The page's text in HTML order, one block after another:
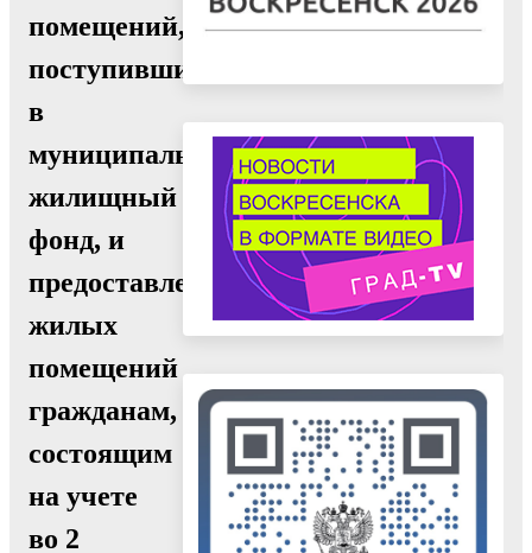
помещений,
поступивших
в
муниципальный
жилищный
фонд, и
предоставлении
жилых
помещений
гражданам,
состоящим
на учете
во 2